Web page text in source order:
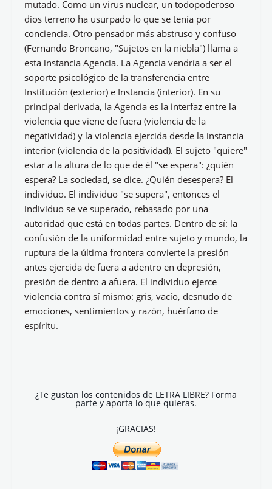
mutado. Como un virus nuclear, un todopoderoso
dios terreno ha usurpado lo que se tenía por
conciencia. Otro pensador más abstruso y confuso
(Fernando Broncano, "Sujetos en la niebla") llama a
esta instancia Agencia. La Agencia vendría a ser el
soporte psicológico de la transferencia entre
Institución (exterior) e Instancia (interior). En su
principal derivada, la Agencia es la interfaz entre la
violencia que viene de fuera (violencia de la
negatividad) y la violencia ejercida desde la instancia
interior (violencia de la positividad). El sujeto "quiere"
estar a la altura de lo que de él "se espera": ¿quién
espera? La sociedad, se dice. ¿Quién desespera? El
individuo. El individuo "se supera", entonces el
individuo se ve superado, rebasado por una
autoridad que está en todas partes. Dentro de sí: la
confusión de la uniformidad entre sujeto y mundo, la
ruptura de la última frontera convierte la presión
antes ejercida de fuera a adentro en depresión,
presión de dentro a afuera. El individuo ejerce
violencia contra sí mismo: gris, vacío, desnudo de
emociones, sentimientos y razón, huérfano de
espíritu.
¿Te gustan los contenidos de LETRA LIBRE? Forma
parte y aporta lo que quieras.
¡GRACIAS!